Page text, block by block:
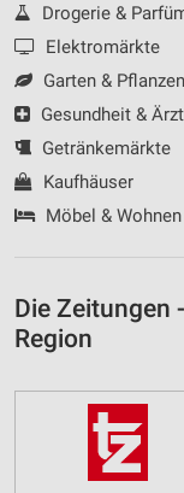
Drogerie &
Elektromärkte
Garten & Pflanzen
Gesundheit &
Getränkemärkte
Kaufhäuser
Möbel & Wohnen
Die Zeitungen
Region